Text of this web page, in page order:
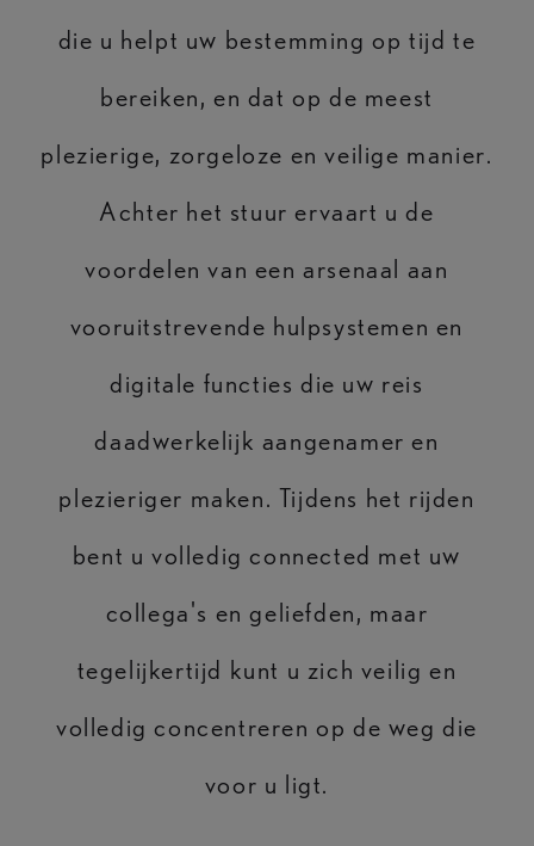
die u helpt uw bestemming op tijd te
bereiken, en dat op de meest
plezierige, zorgeloze en veilige manier.
Achter het stuur ervaart u de
voordelen van een arsenaal aan
vooruitstrevende hulpsystemen en
digitale functies die uw reis
daadwerkelijk aangenamer en
plezieriger maken. Tijdens het rijden
bent u volledig connected met uw
collega's en geliefden, maar
tegelijkertijd kunt u zich veilig en
volledig concentreren op de weg die
voor u ligt.